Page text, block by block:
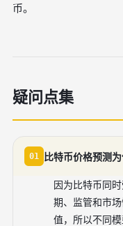
币。
疑问点集
01 比特币价格预测
因为比特币同
期、监管和市
值，所以不同模